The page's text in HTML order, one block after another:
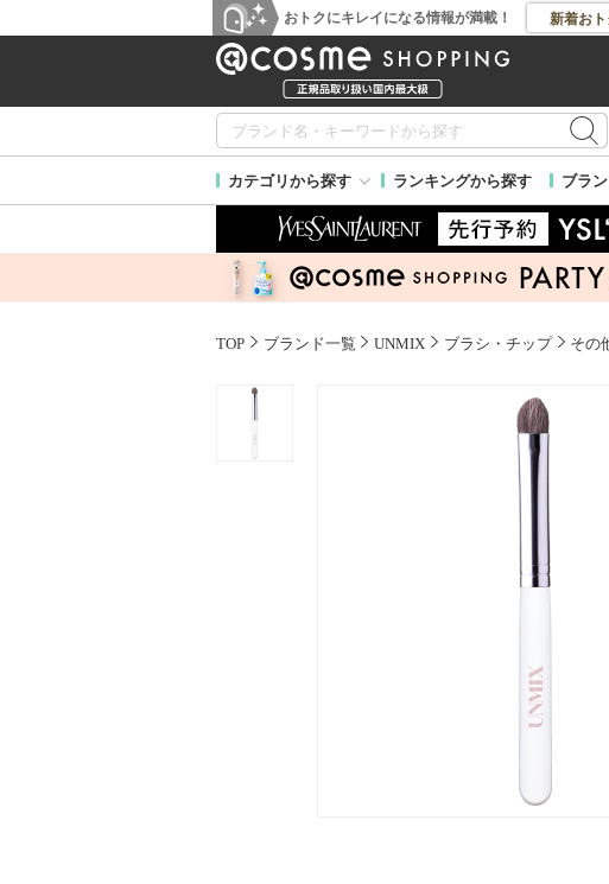
おトクにキレイになる情報が満載！ 新着お
カテゴリから探す ランキングから探す ブラ
TOP ブランド一覧 UNMIX ブラシ・チップ その